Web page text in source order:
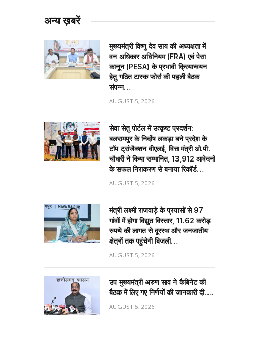
अन्य ख़बरें
मुख्यमंत्री विष्णु देव साय की अध्यक्षता में
वन अधिकार अधिनियम (FRA) एवं पेसा
कानून (PESA) के प्रभावी क्रियान्वयन
हेतु गठित टास्क फोर्स की पहली बैठक
संपन्न…
AUGUST 5, 2026
सेवा सेतु पोर्टल में उत्कृष्ट प्रदर्शन:
बलरामपुर के निर्दोष लकड़ा बने प्रदेश के
टॉप ट्रांजैक्शन वीएलई, वित्त मंत्री ओ.पी.
चौधरी ने किया सम्मानित, 13,912 आवेदनों
के सफल निराकरण से बनाया रिकॉर्ड…
AUGUST 5, 2026
मंत्री लक्ष्मी राजवाड़े के प्रयासों से 97
गांवों में होगा विद्युत विस्तार, 11.62 करोड़
रुपये की लागत से दूरस्थ और जनजातीय
क्षेत्रों तक पहुंचेगी बिजली…
AUGUST 5, 2026
उप मुख्यमंत्री अरुण साव ने कैबिनेट की
बैठक में लिए गए निर्णयों की जानकारी दी….
AUGUST 5, 2026